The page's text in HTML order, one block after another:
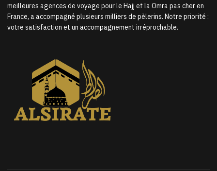
meilleures agences de voyage pour le Hajj et la Omra pas cher en
France, a accompagné plusieurs milliers de pèlerins. Notre priorité :
votre satisfaction et un accompagnement irréprochable.